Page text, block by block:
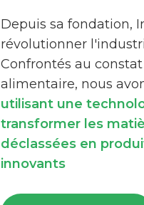
Depuis sa fondation,
révolutionner
Confrontés au
alimentaire, nous
utilisant une
transformer les
déclassées en
innovants